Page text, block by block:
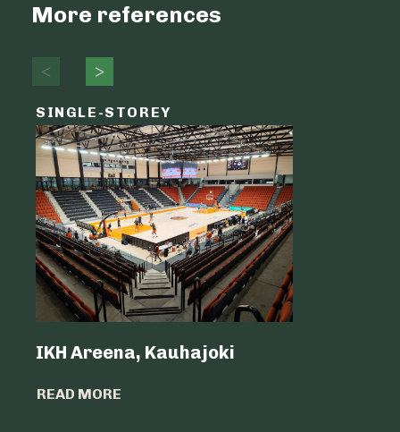
More references
SINGLE-STOREY
IKH Areena, Kauhajoki
READ MORE